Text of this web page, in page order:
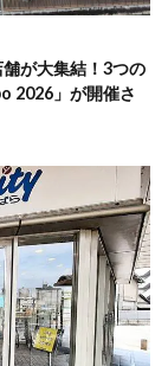
が大集結！3つの
2026」が開催さ